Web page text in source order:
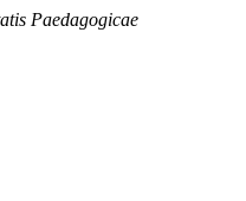
Paedagogicae